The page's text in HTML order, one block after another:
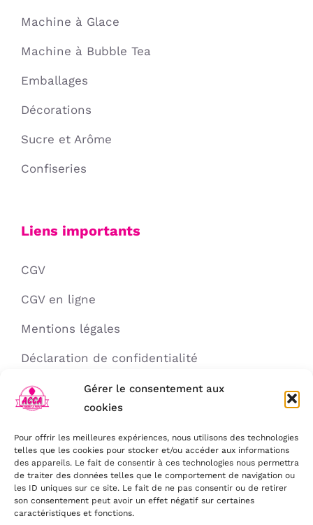
Gérer le consentement aux
cookies
Pour offrir les meilleures expériences, nous utilisons des technologies
telles que les cookies pour stocker et/ou accéder aux informations
des appareils. Le fait de consentir à ces technologies nous permettra
de traiter des données telles que le comportement de navigation ou
les ID uniques sur ce site. Le fait de ne pas consentir ou de retirer
son consentement peut avoir un effet négatif sur certaines
caractéristiques et fonctions.
Machine à Glace
Machine à Bubble Tea
Emballages
Décorations
Sucre et Arôme
Confiseries
Liens importants
CGV
CGV en ligne
Mentions légales
Déclaration de confidentialité
Politique de cookies
Avertissement
Contact
78 chemin Départemental 12 - 69360